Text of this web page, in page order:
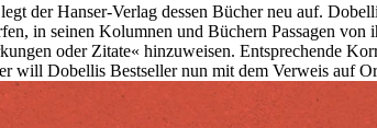
der Hanser-Verlag dessen Bücher neu auf.
in seinen Kolumnen und Büchern Passagen
oder Zitate« hinzuweisen. Entsprechende
will Dobellis Bestseller nun mit dem Verweis auf